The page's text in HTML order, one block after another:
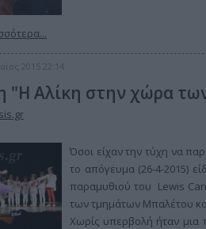
2015 22:14
"Η Αλίκη στην χώρα
Όσοι είχαν την τύχη να
το απόγευμα (26-4-2015)
παραμυθιού του Lewis
των τμημάτων Μπαλέτου
Χωρίς υπερβολή ήταν μια